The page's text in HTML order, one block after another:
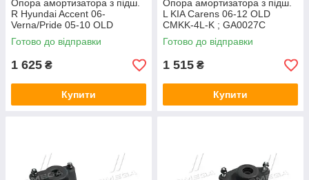
Опора амортизатора з підш.
R Hyundai Accent 06-
Verna/Pride 05-10 OLD
CMKH-3R-K (пр.о CTR)
GA0005D
Готово до відправки
1 625 ₴
Купити
Опора амортизатора з підш.
L KIA Carens 06-12 OLD
CMKK-4L-K ; GA0027C
Готово до відправки
1 515 ₴
Купити